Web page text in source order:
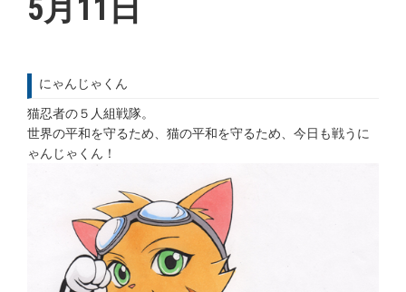
5月11日
にゃんじゃくん
猫忍者の５人組戦隊。
世界の平和を守るため、猫の平和を守るため、今日も戦うに
ゃんじゃくん！